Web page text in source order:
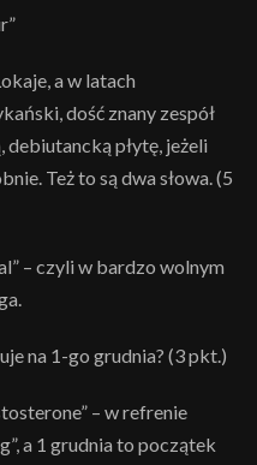
a w latach
dość znany zespół
płytę, jeżeli
Też to są dwa słowa. (5
– czyli w bardzo wolnym
na 1-go grudnia? (3 pkt.)
– w refrenie
a 1 grudnia to początek